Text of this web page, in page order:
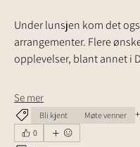
Under lunsjen kom det
arrangementer. Flere
opplevelser, blant annet i
Se mer
Bli kjent Møte venner +
0